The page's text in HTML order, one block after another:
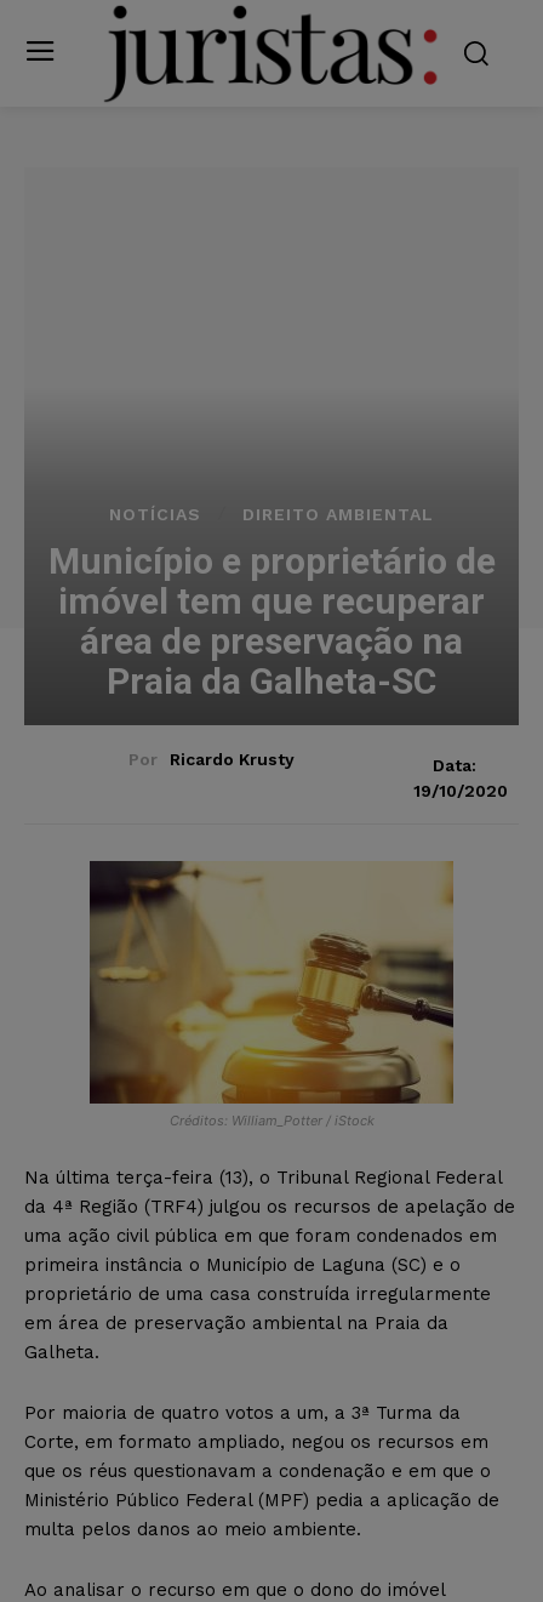
NOTÍCIAS DIREITO AMBIENTAL
Município e proprietário de
imóvel tem que recuperar
área de preservação na
Praia da Galheta-SC
Por Ricardo Krusty
Data:
19/10/2020
Créditos: William_Potter / iStock
Na última terça-feira (13), o Tribunal Regional Federal
da 4ª Região (TRF4) julgou os recursos de apelação de
uma ação civil pública em que foram condenados em
primeira instância o Município de Laguna (SC) e o
proprietário de uma casa construída irregularmente
em área de preservação ambiental na Praia da
Galheta.
Por maioria de quatro votos a um, a 3ª Turma da
Corte, em formato ampliado, negou os recursos em
que os réus questionavam a condenação e em que o
Ministério Público Federal (MPF) pedia a aplicação de
multa pelos danos ao meio ambiente.
Ao analisar o recurso em que o dono do imóvel